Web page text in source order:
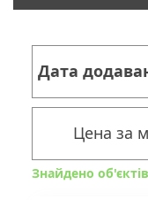
Дата
Цена за
Знайдено